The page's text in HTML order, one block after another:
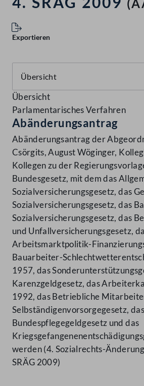
Exportieren
Übersicht
Parlamentarisches Verfahren
Abänderungsantrag
Abänderungsantrag der
Csörgits, August Wöginger,
Kollegen zu der
Bundesgesetz, mit dem das
Sozialversicherungsgesetz, das
Sozialversicherungsgesetz, das
Sozialversicherungsgesetz, das
und Unfallversicherungsgesetz,
Arbeitsmarktpolitik-
Bauarbeiter-
1957, das
Karenzgeldgesetz, das
1992, das Betriebliche
Selbständigenvorsorgegesetz, das
Bundespflegegeldgesetz und das
werden (4. Sozialrechts-
SRÄG 2009)